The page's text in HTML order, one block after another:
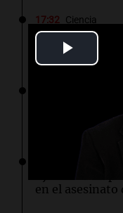
17:32 Ciencia
Estudio en la
para
Científicos de
si fuera luz a
Ajustan la
en el asesinato